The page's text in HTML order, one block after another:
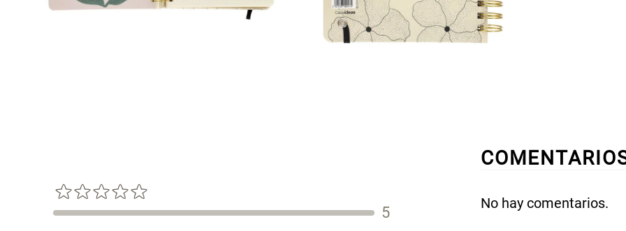
5
No hay comentarios.